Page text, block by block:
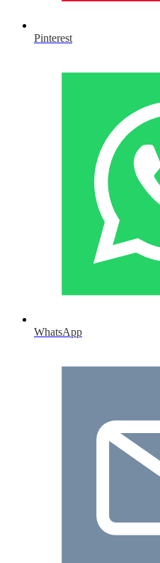
Pinterest
WhatsApp